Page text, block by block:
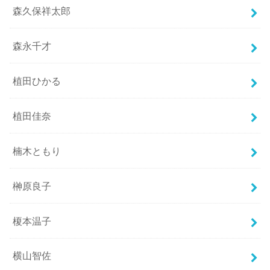
森久保祥太郎
森永千才
植田ひかる
植田佳奈
楠木ともり
榊原良子
榎本温子
横山智佐